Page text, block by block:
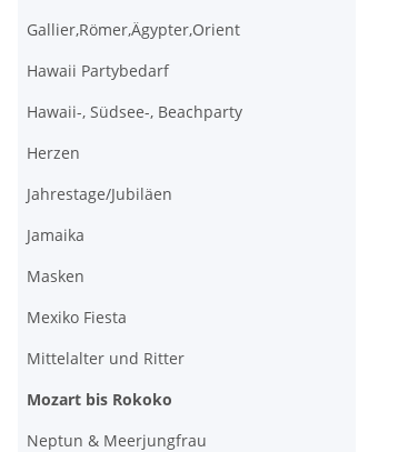
Gallier,Römer,Ägypter,Orient
Hawaii Partybedarf
Hawaii-, Südsee-, Beachparty
Herzen
Jahrestage/Jubiläen
Jamaika
Masken
Mexiko Fiesta
Mittelalter und Ritter
Mozart bis Rokoko
Neptun & Meerjungfrau